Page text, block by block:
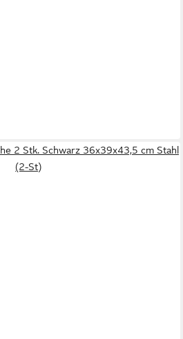
2 Stk. Schwarz 36x39x43,5 cm Stahl
(2-St)